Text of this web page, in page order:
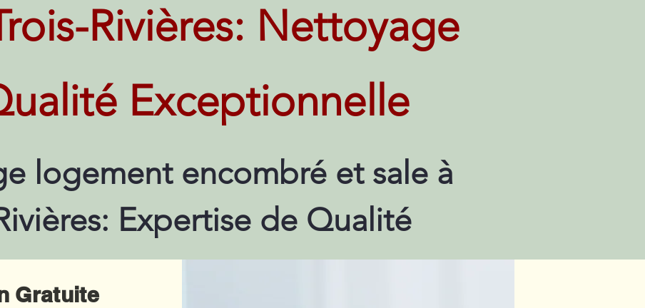
Rivières: Nettoyage
Exceptionnelle
logement encombré et sale à
Expertise de Qualité
Gratuite